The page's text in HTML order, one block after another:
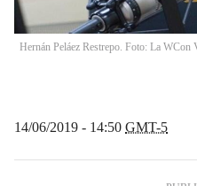
Hernán Peláez Restrepo. Foto: La WCon
14/06/2019 - 14:50 GMT-5